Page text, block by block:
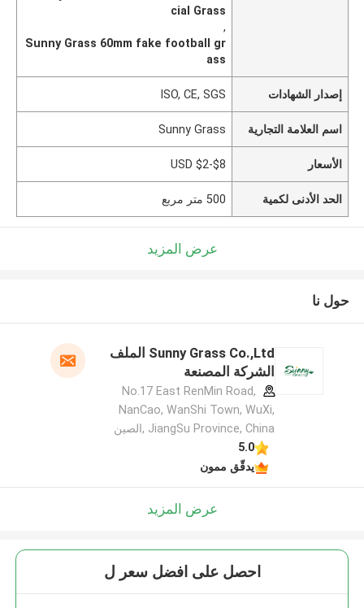
cial Grass
,
Sunny Grass 60mm fake football gr
ass
إصدار الشهادات ISO, CE, SGS
اسم العلامة التجارية Sunny Grass
الأسعار USD $2-$8
الحد الأدنى لكمية 500 متر مربع
عرض المزيد
حول نا
Sunny Grass Co.,Ltd الملف
الشركة المصنعة
No.17 East RenMin Road,
NanCao, WanShi Town, WuXi,
JiangSu Province, China ,الصين
5.0
يدقّق ممون
عرض المزيد
احصل على افضل سعر ل